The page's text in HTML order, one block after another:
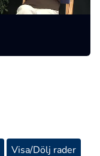
Visa/Dölj rader